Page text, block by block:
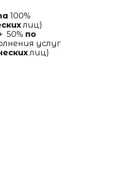
100%
лиц)
50% по
услуг
лиц)